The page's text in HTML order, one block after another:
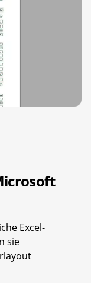
Excel-
sie